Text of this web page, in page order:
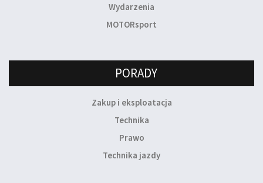
Wydarzenia
MOTORsport
PORADY
Zakup i eksploatacja
Technika
Prawo
Technika jazdy